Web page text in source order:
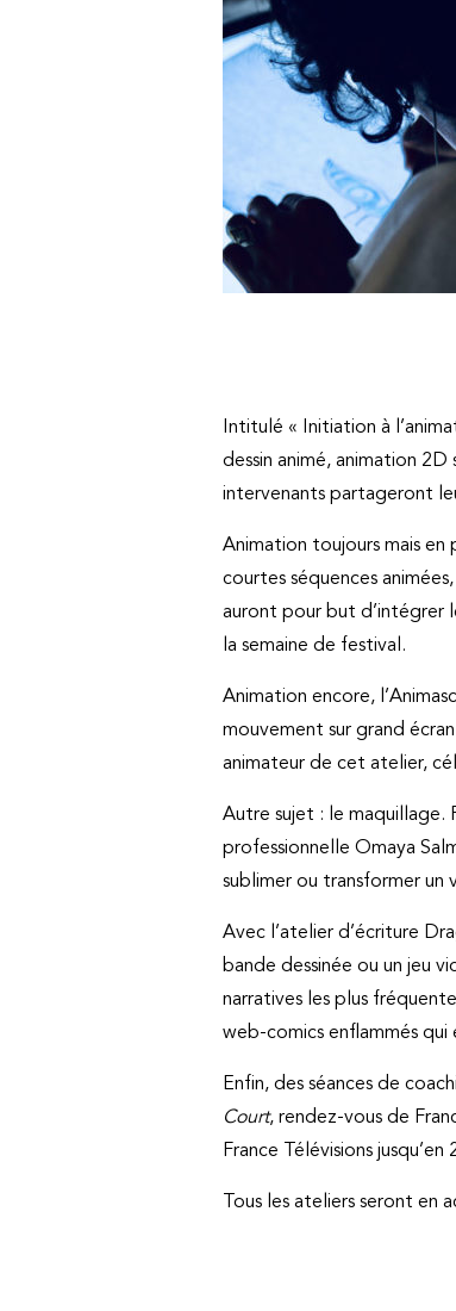
Intitulé « Initiation à
dessin animé, animation
intervenants partageront
Animation toujours mais en
courtes séquences
auront pour but d’intégrer
la semaine de festival.
Animation encore,
mouvement sur grand
animateur de cet atelier,
Autre sujet : le maquillage.
professionnelle Omaya
sublimer ou transformer un
Avec l’atelier d’écriture
bande dessinée ou un jeu
narratives les plus
web-comics enflammés
Enfin, des séances de
Court, rendez-vous de
France Télévisions
Tous les ateliers seront